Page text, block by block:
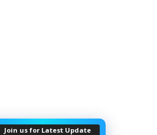
Join us for Latest Update